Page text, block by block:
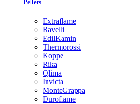
Pellets
Extraflame
Ravelli
EdilKamin
Thermorossi
Koppe
Rika
Qlima
Invicta
MonteGrappa
Duroflame